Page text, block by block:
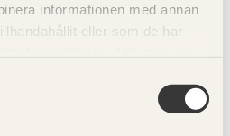
informationen med annan
eller som de har